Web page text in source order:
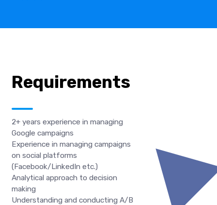
Requirements
2+ years experience in managing
Google campaigns
Experience in managing campaigns
on social platforms
(Facebook/LinkedIn etc.)
Analytical approach to decision
making
Understanding and conducting A/B